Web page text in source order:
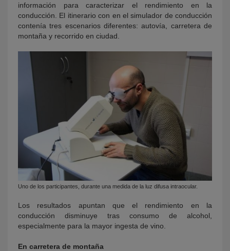
información para caracterizar el rendimiento en la
conducción. El itinerario con en el simulador de conducción
contenía tres escenarios diferentes: autovía, carretera de
montaña y recorrido en ciudad.
Uno de los participantes, durante una medida de la luz difusa intraocular.
Los resultados apuntan que el rendimiento en la
conducción disminuye tras consumo de alcohol,
especialmente para la mayor ingesta de vino.
En carretera de montaña